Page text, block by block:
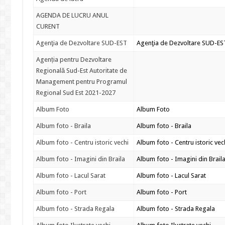
AGENDA DE LUCRU ANUL
CURENT
Agenţia de Dezvoltare SUD-EST Agenţia de Dezvoltare SUD-
Agenția pentru Dezvoltare
Regională Sud-Est Autoritate de
Management pentru Programul
Regional Sud Est 2021-2027
Album Foto Album Foto
Album foto - Braila Album foto - Braila
Album foto - Centru istoric vechi Album foto - Centru istoric
Album foto - Imagini din Braila Album foto - Imagini din Braila
Album foto - Lacul Sarat Album foto - Lacul Sarat
Album foto - Port Album foto - Port
Album foto - Strada Regala Album foto - Strada Regala